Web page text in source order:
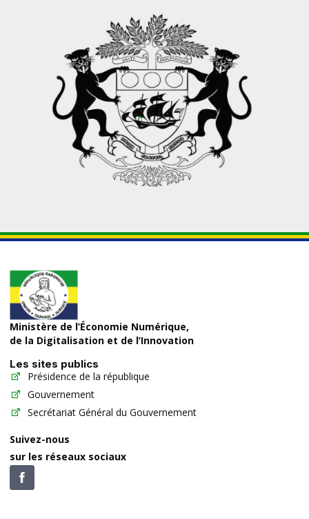
Ministère de l’Économie Numérique,
de la Digitalisation et de l’Innovation
Les sites publics
Présidence de la république
Gouvernement
Secrétariat Général du Gouvernement
Suivez-nous
sur les réseaux sociaux